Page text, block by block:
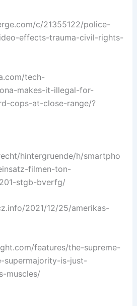
c/21355122/police-
effects-trauma-civil-rights-
tech-
makes-it-illegal-for-
cops-at-close-range/?
hintergruende/h/smartpho
filmen-ton-
stgb-bverfg/
2021/12/25/amerikas-
features/the-supreme-
supermajority-is-just-
muscles/